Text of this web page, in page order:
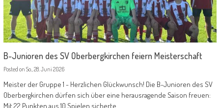
B-Junioren des SV Oberbergkirchen feiern Meisterschaft
Posted on So., 28. Juni 2026
Meister der Gruppe 1 - Herzlichen Glückwunsch! Die B-Junioren des SV
Oberbergkirchen dürfen sich über eine herausragende Saison freuen:
Mit 22 Punkten aus 10 Spielen sicherte